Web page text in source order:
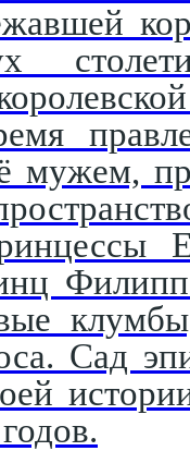
мужем,
Филипп
Сад